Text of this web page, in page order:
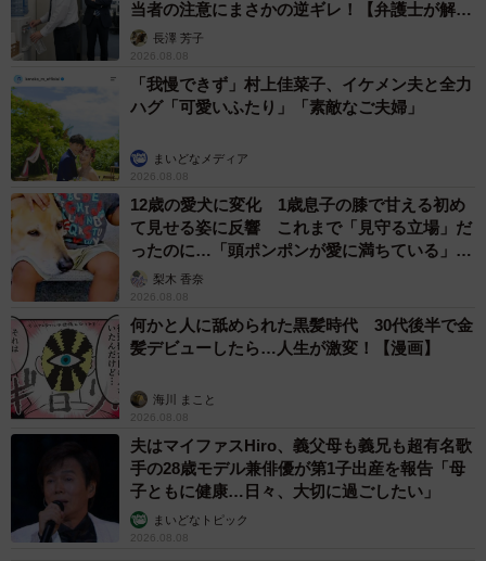
当者の注意にまさかの逆ギレ！【弁護士が解
説】長澤 芳子
2026.08.08
「我慢できず」村上佳菜子、イケメン夫と全力
ハグ「可愛いふたり」「素敵なご夫婦」
まいどなメディア
2026.08.08
12歳の愛犬に変化 1歳息子の膝で甘える初め
て見せる姿に反響 これまで「見守る立場」だ
ったのに…「頭ポンポンが愛に満ちている」
「尊…」
梨木 香奈
2026.08.08
何かと人に舐められた黒髪時代 30代後半で金
髪デビューしたら…人生が激変！【漫画】
海川 まこと
2026.08.08
夫はマイファスHiro、義父母も義兄も超有名歌
手の28歳モデル兼俳優が第1子出産を報告「母
子ともに健康…日々、大切に過ごしたい」
まいどなトピック
2026.08.08